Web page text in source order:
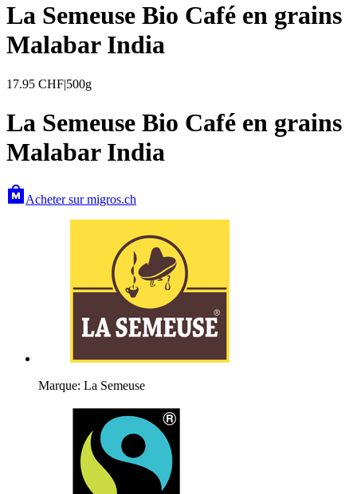
La Semeuse Bio Café en grains
Malabar India
17.95 CHF|500g
La Semeuse Bio Café en grains
Malabar India
Acheter sur migros.ch
Marque: La Semeuse